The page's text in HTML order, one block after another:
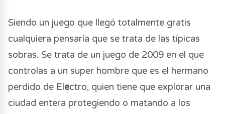
Siendo un juego que llegó totalmente gratis
cualquiera pensaría que se trata de las típicas
sobras. Se trata de un juego de 2009 en el que
controlas a un super hombre que es el hermano
perdido de Electro, quien tiene que explorar una
ciudad entera protegiendo o matando a los